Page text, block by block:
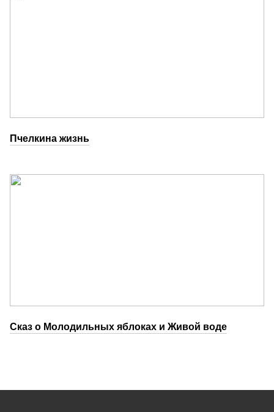
Пчелкина жизнь
Сказ о Молодильных яблоках и Живой воде